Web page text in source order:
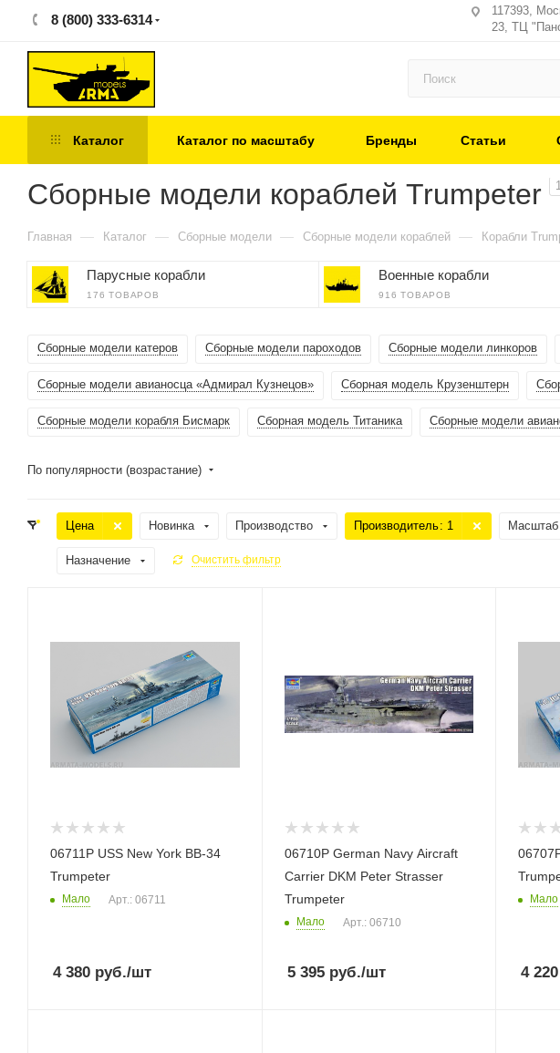
8 (800) 333-6314
117393,
23, ТЦ
Каталог Каталог по масштабу Бренды Статьи
Сборные модели кораблей Trumpeter
Главная — Каталог — Сборные модели — Сборные модели кораблей — Корабли
Парусные корабли
176 ТОВАРОВ
Военные корабли
916 ТОВАРОВ
Сборные модели катеров Сборные модели пароходов Сборные модели линкоров
Сборные модели авианосца «Адмирал Кузнецов» Сборная модель Крузенштерн
Сборные модели корабля Бисмарк Сборная модель Титаника Сборные модели
По популярности (возрастание)
Цена Новинка Производство Производитель: 1 Масштаб
Назначение Очистить фильтр
06711P USS New York BB-34
Trumpeter
Мало Арт.: 06711
4 380 руб./шт
06710P German Navy Aircraft
Carrier DKM Peter Strasser
Trumpeter
Мало Арт.: 06710
5 395руб./шт
Мало
4 220